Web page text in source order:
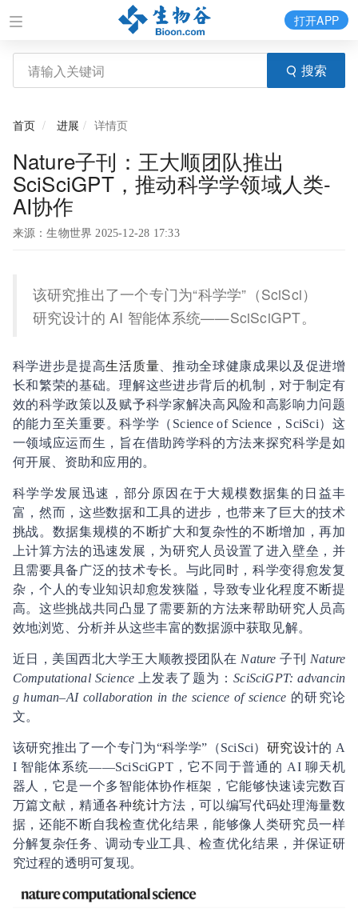
搜索
打开APP
首页 进展 详情页
Nature子刊：王大顺团队推出
SciSciGPT，推动科学学领域人类-
AI协作
来源：生物世界 2025-12-28 17:33
该研究推出了一个专门为“科学学”（SciSci）
研究设计的 AI 智能体系统——SciSciGPT。
科学进步是提高生活质量 、推动全球健康成果以及促进增
长和繁荣的基础。理解这些进步背后的机制，对于制定有
效的科学政策以及赋予科学家解决高风险和高影响力问题
的能力至关重要。科学学（Science of Science，SciSci）这
一领域应运而生，旨在借助跨学科的方法来探究科学是如
何开展、资助和应用的。
科学学发展迅速，部分原因在于大规模数据集的日益丰
富，然而，这些数据和工具的进步，也带来了巨大的技术
挑战。数据集规模的不断扩大和复杂性的不断增加，再加
上计算方法的迅速发展，为研究人员设置了进入壁垒，并
且需要具备广泛的技术专长。与此同时，科学变得愈发复
杂，个人的专业知识却愈发狭隘，导致专业化程度不断提
高。这些挑战共同凸显了需要新的方法来帮助研究人员高
效地浏览、分析并从这些丰富的数据源中获取见解。
近日，美国西北大学王大顺教授团队在 Nature 子刊 Nature
Computational Science 上发表了题为：SciSciGPT: advancin
g human–AI collaboration in the science of science 的研究论
文。
该研究推出了一个专门为“科学学”（SciSci） 研究设计的 A
I 智能体系统——SciSciGPT，它不同于普通的 AI 聊天机
器人，它是一个多智能体协作框架，它能够快速读完数百
万篇文献，精通各种统计方法，可以编写代码处理海量数
据，还能不断自我检查优化结果，能够像人类研究员一样
分解复杂任务、调动专业工具、检查优化结果，并保证研
究过程的透明可复现。